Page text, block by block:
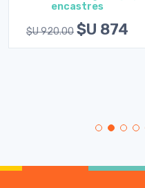
encastres
$U 920.00 $U 874